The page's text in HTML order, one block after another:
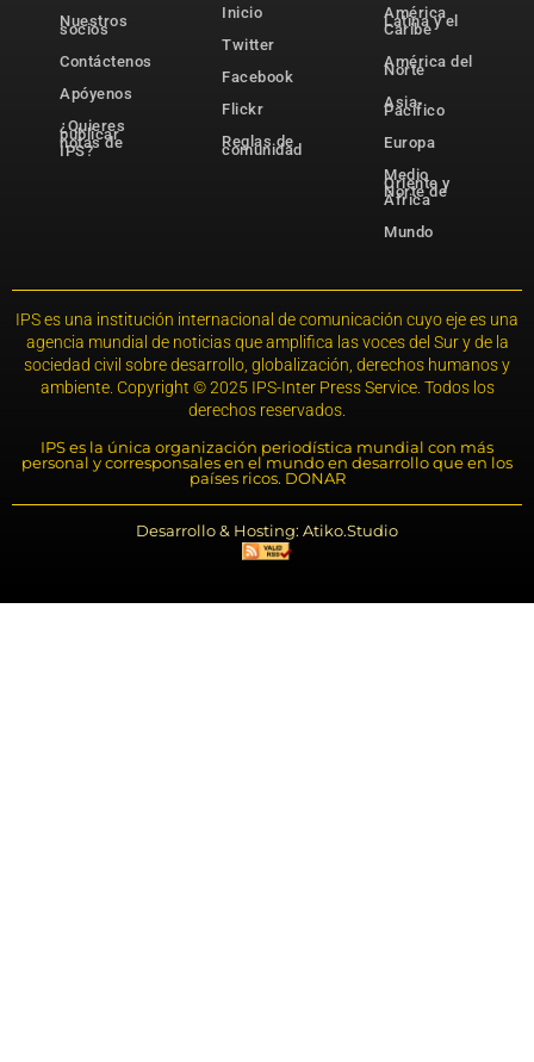
Nuestros
socios
Contáctenos
Apóyenos
¿Quieres
publicar
notas de
IPS?
Inicio
Twitter
Facebook
Flickr
Reglas de
comunidad
América
Latina y el
Caribe
América del
Norte
Asia-
Pacífico
Europa
Medio
Oriente y
Norte de
África
Mundo
IPS es una institución internacional de comunicación cuyo eje es una
agencia mundial de noticias que amplifica las voces del Sur y de la
sociedad civil sobre desarrollo, globalización, derechos humanos y
ambiente. Copyright © 2025 IPS-Inter Press Service. Todos los
derechos reservados.
IPS es la única organización periodística mundial con más
personal y corresponsales en el mundo en desarrollo que en los
países ricos. DONAR
Desarrollo & Hosting: Atiko.Studio